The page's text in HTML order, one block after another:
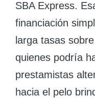
SBA Express.
financiación
larga tasas
quienes podría
prestamistas
hacia el pelo